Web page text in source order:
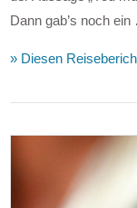
Dann gab’s noch
» Diesen